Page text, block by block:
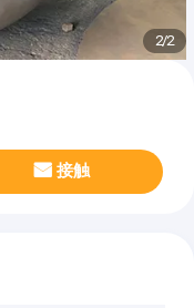
2/2
接触